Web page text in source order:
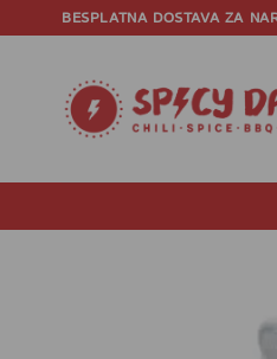
to
BESPLATNA DOSTAVA ZA